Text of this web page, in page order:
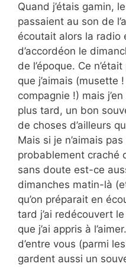
Quand j’étais gamin,
passaient au son de
écoutait alors la radio
d’accordéon le
de l’époque. Ce
que j’aimais (musette
compagnie !) mais
plus tard, un bon
de choses d’ailleurs
Mais si je n’aimais
probablement craché
sans doute est-ce
dimanches matin-là
qu’on préparait en
tard j’ai redécouvert
que j’ai appris à
d’entre vous (parmi
gardent aussi un